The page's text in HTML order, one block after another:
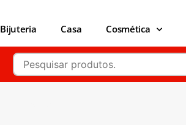
Bijuteria Casa Cosmética